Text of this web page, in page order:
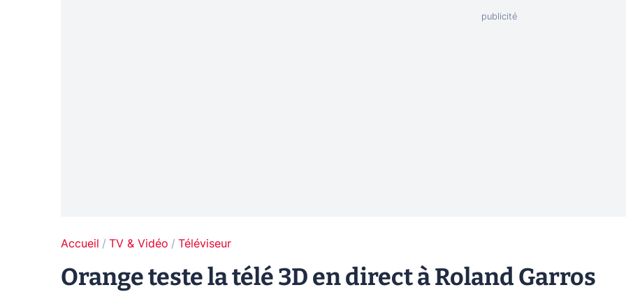
Accueil TV & Vidéo Téléviseur
Orange teste la télé 3D en direct à Roland Garros